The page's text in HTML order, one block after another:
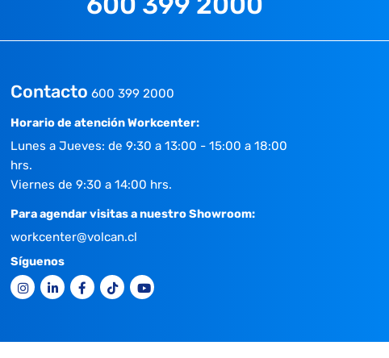
Contacto 600 399 2000
Horario de atención Workcenter:
Lunes a Jueves: de 9:30 a 13:00 - 15:00 a 18:00
hrs.
Viernes de 9:30 a 14:00 hrs.
Para agendar visitas a nuestro Showroom:
workcenter@volcan.cl
Síguenos